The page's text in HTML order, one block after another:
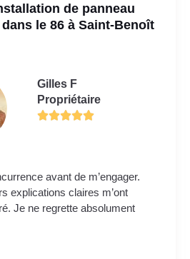
de panneau
le 86 à Saint-Benoît
Gilles F
Propriétaire
avant de m’engager.
explications claires m’ont
Je ne regrette absolument